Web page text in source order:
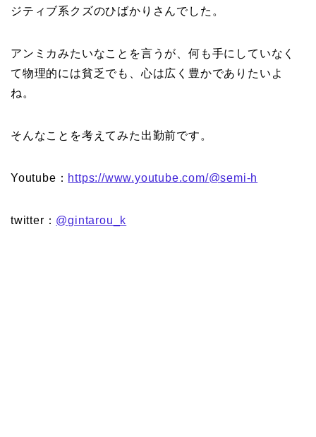
ジティブ系クズのひばかりさんでした。
アンミカみたいなことを言うが、何も手にしていなく
て物理的には貧乏でも、心は広く豊かでありたいよ
ね。
そんなことを考えてみた出勤前です。
Youtube： https://www.youtube.com/@semi-h
twitter： @gintarou_k